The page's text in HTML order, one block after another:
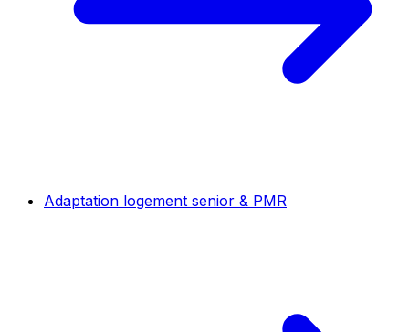
Adaptation logement senior & PMR